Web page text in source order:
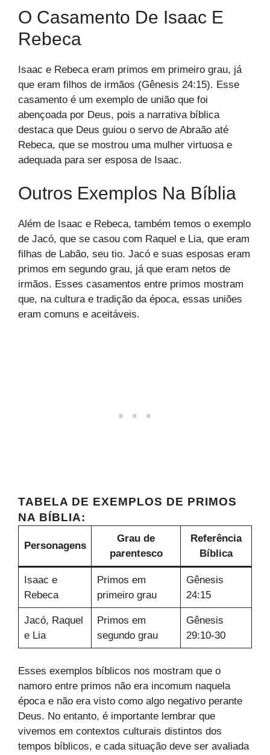
O Casamento De Isaac E
Rebeca
Isaac e Rebeca eram primos em primeiro grau, já
que eram filhos de irmãos (Gênesis 24:15). Esse
casamento é um exemplo de união que foi
abençoada por Deus, pois a narrativa bíblica
destaca que Deus guiou o servo de Abraão até
Rebeca, que se mostrou uma mulher virtuosa e
adequada para ser esposa de Isaac.
Outros Exemplos Na Bíblia
Além de Isaac e Rebeca, também temos o exemplo
de Jacó, que se casou com Raquel e Lia, que eram
filhas de Labão, seu tio. Jacó e suas esposas eram
primos em segundo grau, já que eram netos de
irmãos. Esses casamentos entre primos mostram
que, na cultura e tradição da época, essas uniões
eram comuns e aceitáveis.
TABELA DE EXEMPLOS DE PRIMOS
NA BÍBLIA:
Personagens
Grau de
parentesco
Referência
Bíblica
Isaac e
Rebeca
Primos em
primeiro grau
Gênesis
24:15
Jacó, Raquel
e Lia
Primos em
segundo grau
Gênesis
29:10-30
Esses exemplos bíblicos nos mostram que o
namoro entre primos não era incomum naquela
época e não era visto como algo negativo perante
Deus. No entanto, é importante lembrar que
vivemos em contextos culturais distintos dos
tempos bíblicos, e cada situação deve ser avaliada